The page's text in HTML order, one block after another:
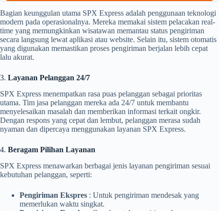
Bagian keunggulan utama SPX Express adalah penggunaan teknologi
modern pada operasionalnya. Mereka memakai sistem pelacakan real-
time yang memungkinkan wisatawan memantau status pengiriman
secara langsung lewat aplikasi atau website. Selain itu, sistem otomatis
yang digunakan memastikan proses pengiriman berjalan lebih cepat
lalu akurat.
3. Layanan Pelanggan 24/7
SPX Express menempatkan rasa puas pelanggan sebagai prioritas
utama. Tim jasa pelanggan mereka ada 24/7 untuk membantu
menyelesaikan masalah dan memberikan informasi terkait ongkir.
Dengan respons yang cepat dan lembut, pelanggan merasa sudah
nyaman dan dipercaya menggunakan layanan SPX Express.
4. Beragam Pilihan Layanan
SPX Express menawarkan berbagai jenis layanan pengiriman sesuai
kebutuhan pelanggan, seperti:
Pengiriman Ekspres : Untuk pengiriman mendesak yang
memerlukan waktu singkat.